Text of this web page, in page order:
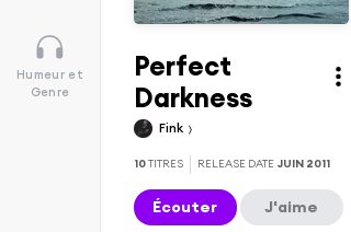
Humeur et
Genre
Perfect
Darkness
Fink
10TITRES RELEASE DATE JUIN 2011
Écouter J'aime